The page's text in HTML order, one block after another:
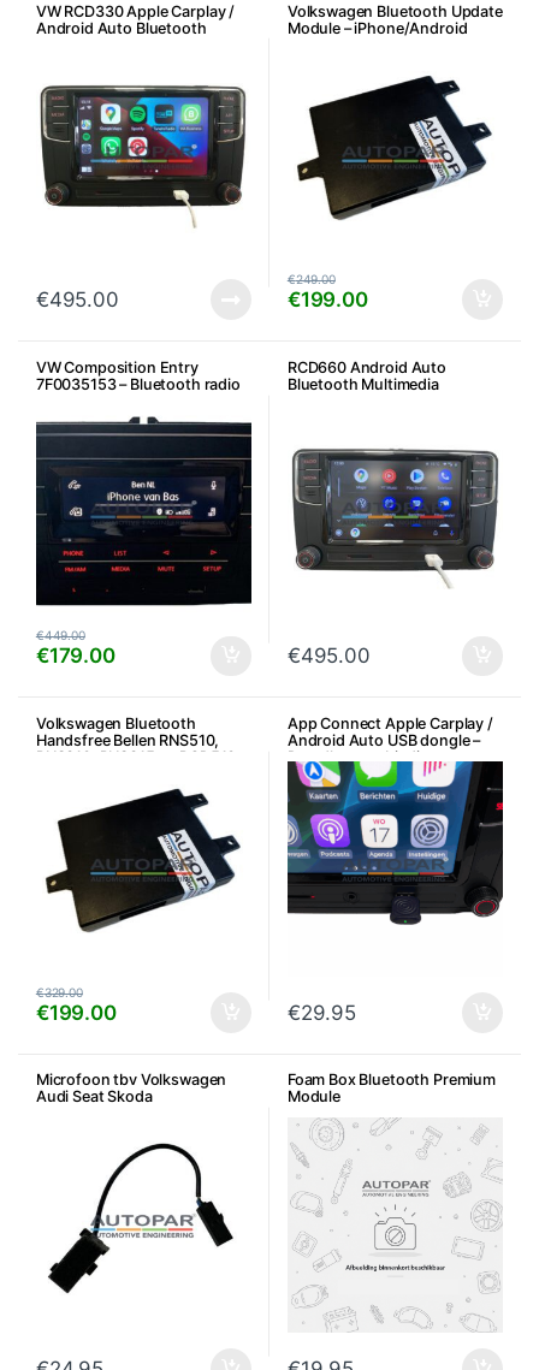
VW RCD330 Apple Carplay /
Android Auto Bluetooth
€495.00
Volkswagen Bluetooth Update
Module – iPhone/Android
€199.00
€249.00
VW Composition Entry
7F0035153 – Bluetooth radio
€179.00
€449.00
RCD660 Android Auto
Bluetooth Multimedia
€495.00
Volkswagen Bluetooth
Handsfree Bellen RNS510,
RNS310, RNS315 en RCD510 –
€199.00
€329.00
App Connect Apple Carplay /
Android Auto USB dongle –
Draadloze verbinding
Bluetooth
€29.95
Microfoon tbv Volkswagen
Audi Seat Skoda
Foam Box Bluetooth Premium
Module